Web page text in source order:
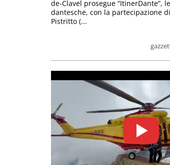
de-Clavel prosegue “ItinerDante”,
dantesche, con la partecipazione
Pistritto (...